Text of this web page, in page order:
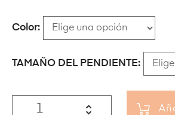
Color
TAMAÑO DEL PENDIENTE